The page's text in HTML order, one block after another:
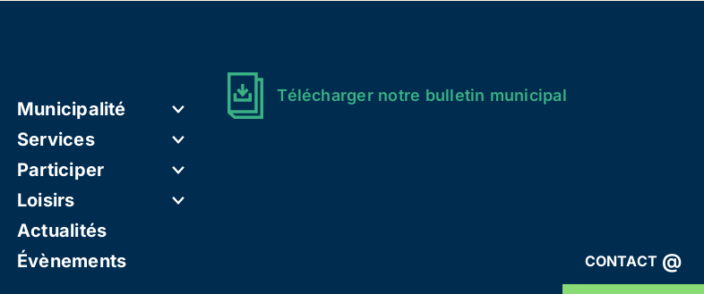
CONTACT @
Municipalité
Services
Participer
Loisirs
Actualités
Évènements
Télécharger notre bulletin municipal